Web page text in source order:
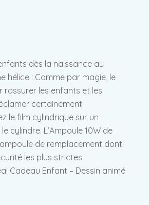
dès la naissance au
hélice : Comme par magie, le
rassurer les enfants et les
certainement!
le film cylindrique sur un
cylindre. L’Ampoule 10W de
de remplacement dont
les plus strictes
Cadeau Enfant – Dessin animé